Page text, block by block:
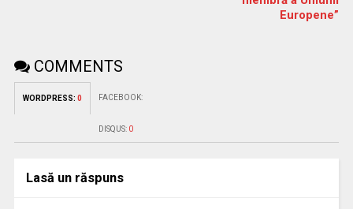
Europene”
COMMENTS
WORDPRESS: 0 FACEBOOK:
DISQUS: 0
Lasă un răspuns